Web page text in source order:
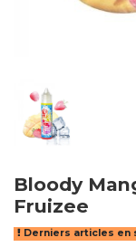
Bloody
Fruizee
Derniers articles en